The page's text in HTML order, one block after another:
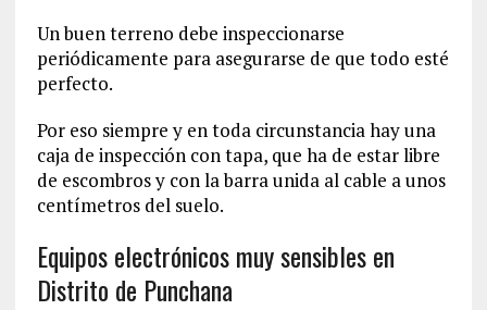
Un buen terreno debe inspeccionarse
periódicamente para asegurarse de que todo esté
perfecto.
Por eso siempre y en toda circunstancia hay una
caja de inspección con tapa, que ha de estar libre
de escombros y con la barra unida al cable a unos
centímetros del suelo.
Equipos electrónicos muy sensibles en
Distrito de Punchana